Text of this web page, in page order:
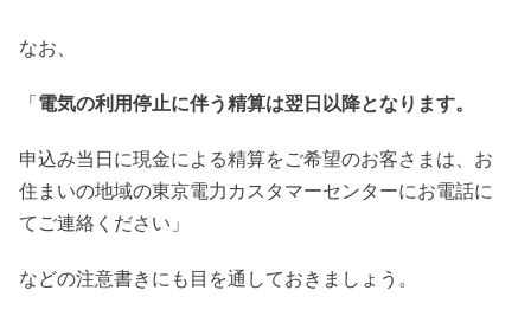
なお、
「 電気の利用停止に伴う精算は翌日以降となります。
申込み当日に現金による精算をご希望のお客さまは、お
住まいの地域の東京電力カスタマーセンターにお電話に
てご連絡ください」
などの注意書きにも目を通しておきましょう。